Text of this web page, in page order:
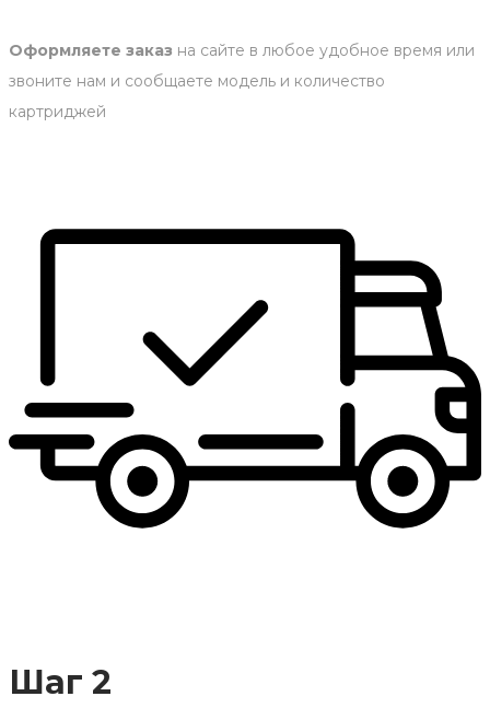
Оформляете заказ на сайте в любое удобное время или
звоните нам и сообщаете модель и количество
картриджей
Шаг 2